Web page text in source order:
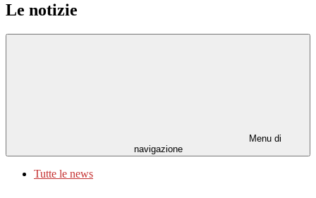
Le notizie
Menu di
navigazione
Tutte le news